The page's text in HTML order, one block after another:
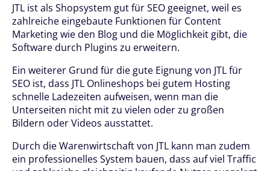
JTL ist als Shopsystem gut für SEO geeignet, weil es
zahlreiche eingebaute Funktionen für Content
Marketing wie den Blog und die Möglichkeit gibt, die
Software durch Plugins zu erweitern.
Ein weiterer Grund für die gute Eignung von JTL für
SEO ist, dass JTL Onlineshops bei gutem Hosting
schnelle Ladezeiten aufweisen, wenn man die
Unterseiten nicht mit zu vielen oder zu großen
Bildern oder Videos ausstattet.
Durch die Warenwirtschaft von JTL kann man zudem
ein professionelles System bauen, dass auf viel Traffic